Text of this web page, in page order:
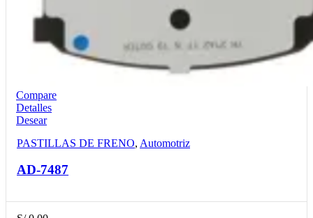
Compare
Detalles
Desear
PASTILLAS DE FRENO, Automotriz
AD-7487